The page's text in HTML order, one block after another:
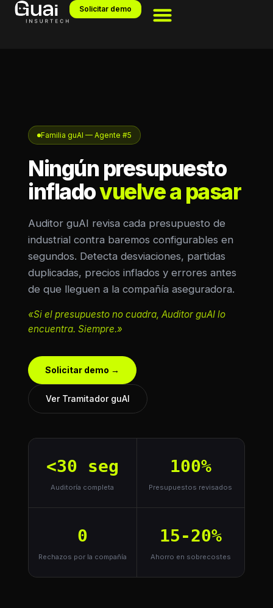
Solicitar demo
Familia guAI — Agente #5
Ningún presupuesto
infladovuelve a pasar
Auditor guAI revisa cada presupuesto de
industrial contra baremos configurables en
segundos. Detecta desviaciones, partidas
duplicadas, precios inflados y errores antes
de que lleguen a la compañía aseguradora.
«Si el presupuesto no cuadra, Auditor guAI lo
encuentra. Siempre.»
Solicitar demo →
Ver Tramitador guAI
<30 seg
Auditoría completa
100%
Presupuestos revisados
0
Rechazos por la compañía
15-20%
Ahorro en sobrecostes